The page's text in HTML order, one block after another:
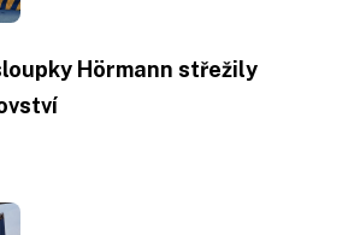
Hörmann střežily